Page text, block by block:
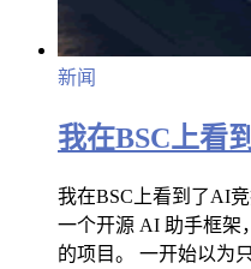
新闻
我在BSC上看
我在BSC上看到了AI竞
一个开源 AI 助手框架
的项目。 一开始以为